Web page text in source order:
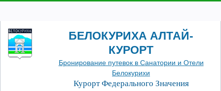
БЕЛОКУРИХА АЛТАЙ-
КУРОРТ
Бронирование путевок в Санатории и Отели
Белокурихи
Курорт Федерального Значения